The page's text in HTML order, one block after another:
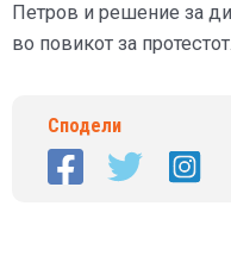
Петров и решение за
во повикот за протестот.
Сподели